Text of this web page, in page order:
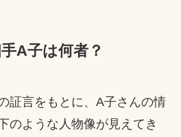
A子は何者？
証言をもとに、A子さんの情
のような人物像が見えてき